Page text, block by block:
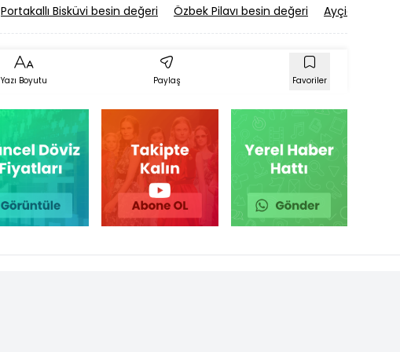
Portakallı Bisküvi besin değeri Özbek Pilavı besin değeri Ayçiçek Yağı
Yazı Boyutu Paylaş Favoriler